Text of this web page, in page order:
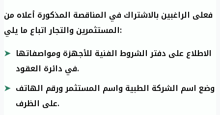
فعلى الراغبين بالاشتراك في المناقصة المذكورة أعلاه من
المستثمرين والتجار اتباع ما يلي:
الاطلاع على دفتر الشروط الفنية للأجهزة ومواصفاتها
في دائرة العقود.
وضع اسم الشركة الطبية واسم المستثمر ورقم الهاتف
على الظرف.